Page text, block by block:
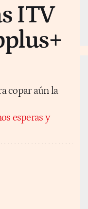
ITV
copar aún la
esperas y